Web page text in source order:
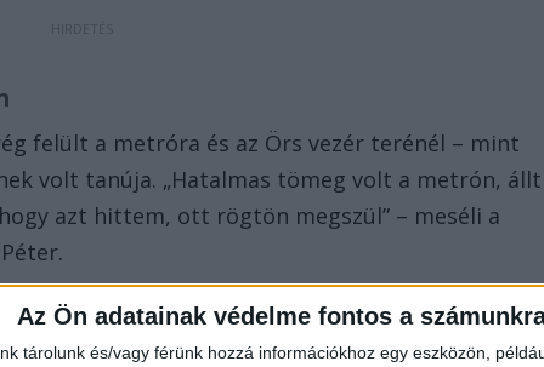
Az Ön adatainak védelme fontos a
tárolunk és/vagy férünk hozzá információkhoz egy eszközön,
felült a metróra és az Örs vezér terénél – mint
volt tanúja. „Hatalmas tömeg volt a metrón, állt
azt hittem, ott rögtön megszül” – meséli a